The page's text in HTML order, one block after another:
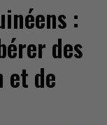
:
des
et de